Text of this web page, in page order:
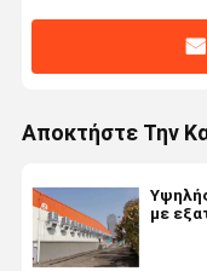
Αποκτήστε Την
με